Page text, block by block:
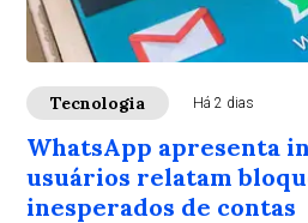
Tecnologia Há 2 dias
WhatsApp apresenta
usuários relatam
inesperados de contas